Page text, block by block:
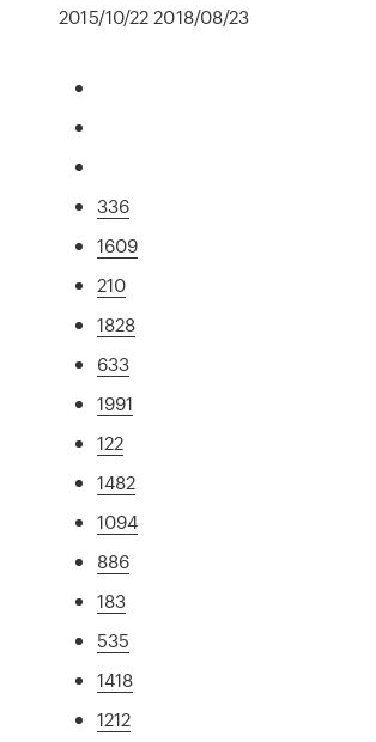
2015/10/22 2018/08/23
336
1609
210
1828
633
1991
122
1482
1094
886
183
535
1418
1212